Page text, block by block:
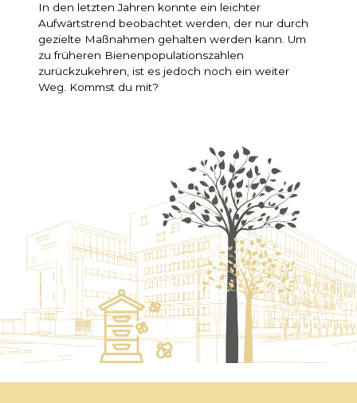
In den letzten Jahren konnte ein leichter
Aufwärtstrend beobachtet werden, der nur durch
gezielte Maßnahmen gehalten werden kann. Um
zu früheren Bienenpopulationszahlen
zurückzukehren, ist es jedoch noch ein weiter
Weg. Kommst du mit?